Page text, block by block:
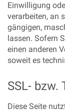
Einwilligung
verarbeiten, an
gängigen,
lassen. Sofern
einen anderen
soweit es
SSL- bzw.
Diese Seite